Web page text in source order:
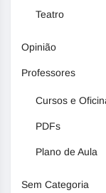
Teatro
Opinião
Professores
Cursos e
PDFs
Plano de Aula
Sem Categoria